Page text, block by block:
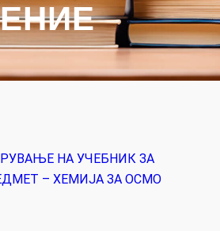
НА УЧЕБНИК ЗА
– ХЕМИЈА ЗА ОСМО